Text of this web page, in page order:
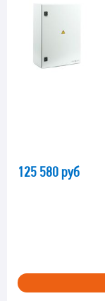
125 580 руб